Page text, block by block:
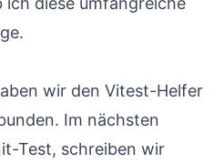
wir den Vitest-Helfer
Im nächsten
Test, schreiben wir